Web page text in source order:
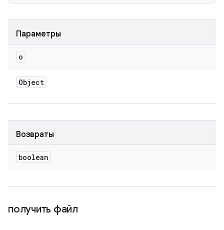
Параметры
o
Object
Возвраты
boolean
получить файл